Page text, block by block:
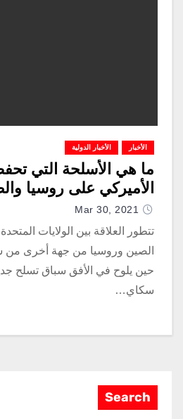
الأخبار الأخبار الدولية
ما هي الأسلحة التي
الأميركي على روسيا
Mar 30, 2021
تتطور العلاقة بين الولايات
الصين وروسيا من جهة أخرى من
حين يلوح في الأفق سباق تسلح
سكاي…
Search